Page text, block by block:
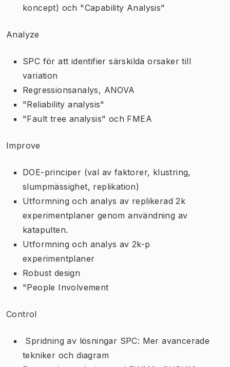
koncept) och "Capability Analysis"
Analyze
SPC för att identifier särskilda orsaker till
variation
Regressionsanalys, ANOVA
"Reliability analysis"
"Fault tree analysis" och FMEA
Improve
DOE-principer (val av faktorer, klustring,
slumpmässighet, replikation)
Utformning och analys av replikerad 2k
experimentplaner genom användning av
katapulten.
Utformning och analys av 2k-p
experimentplaner
Robust design
"People Involvement
Control
Spridning av lösningar SPC: Mer avancerade
tekniker och diagram